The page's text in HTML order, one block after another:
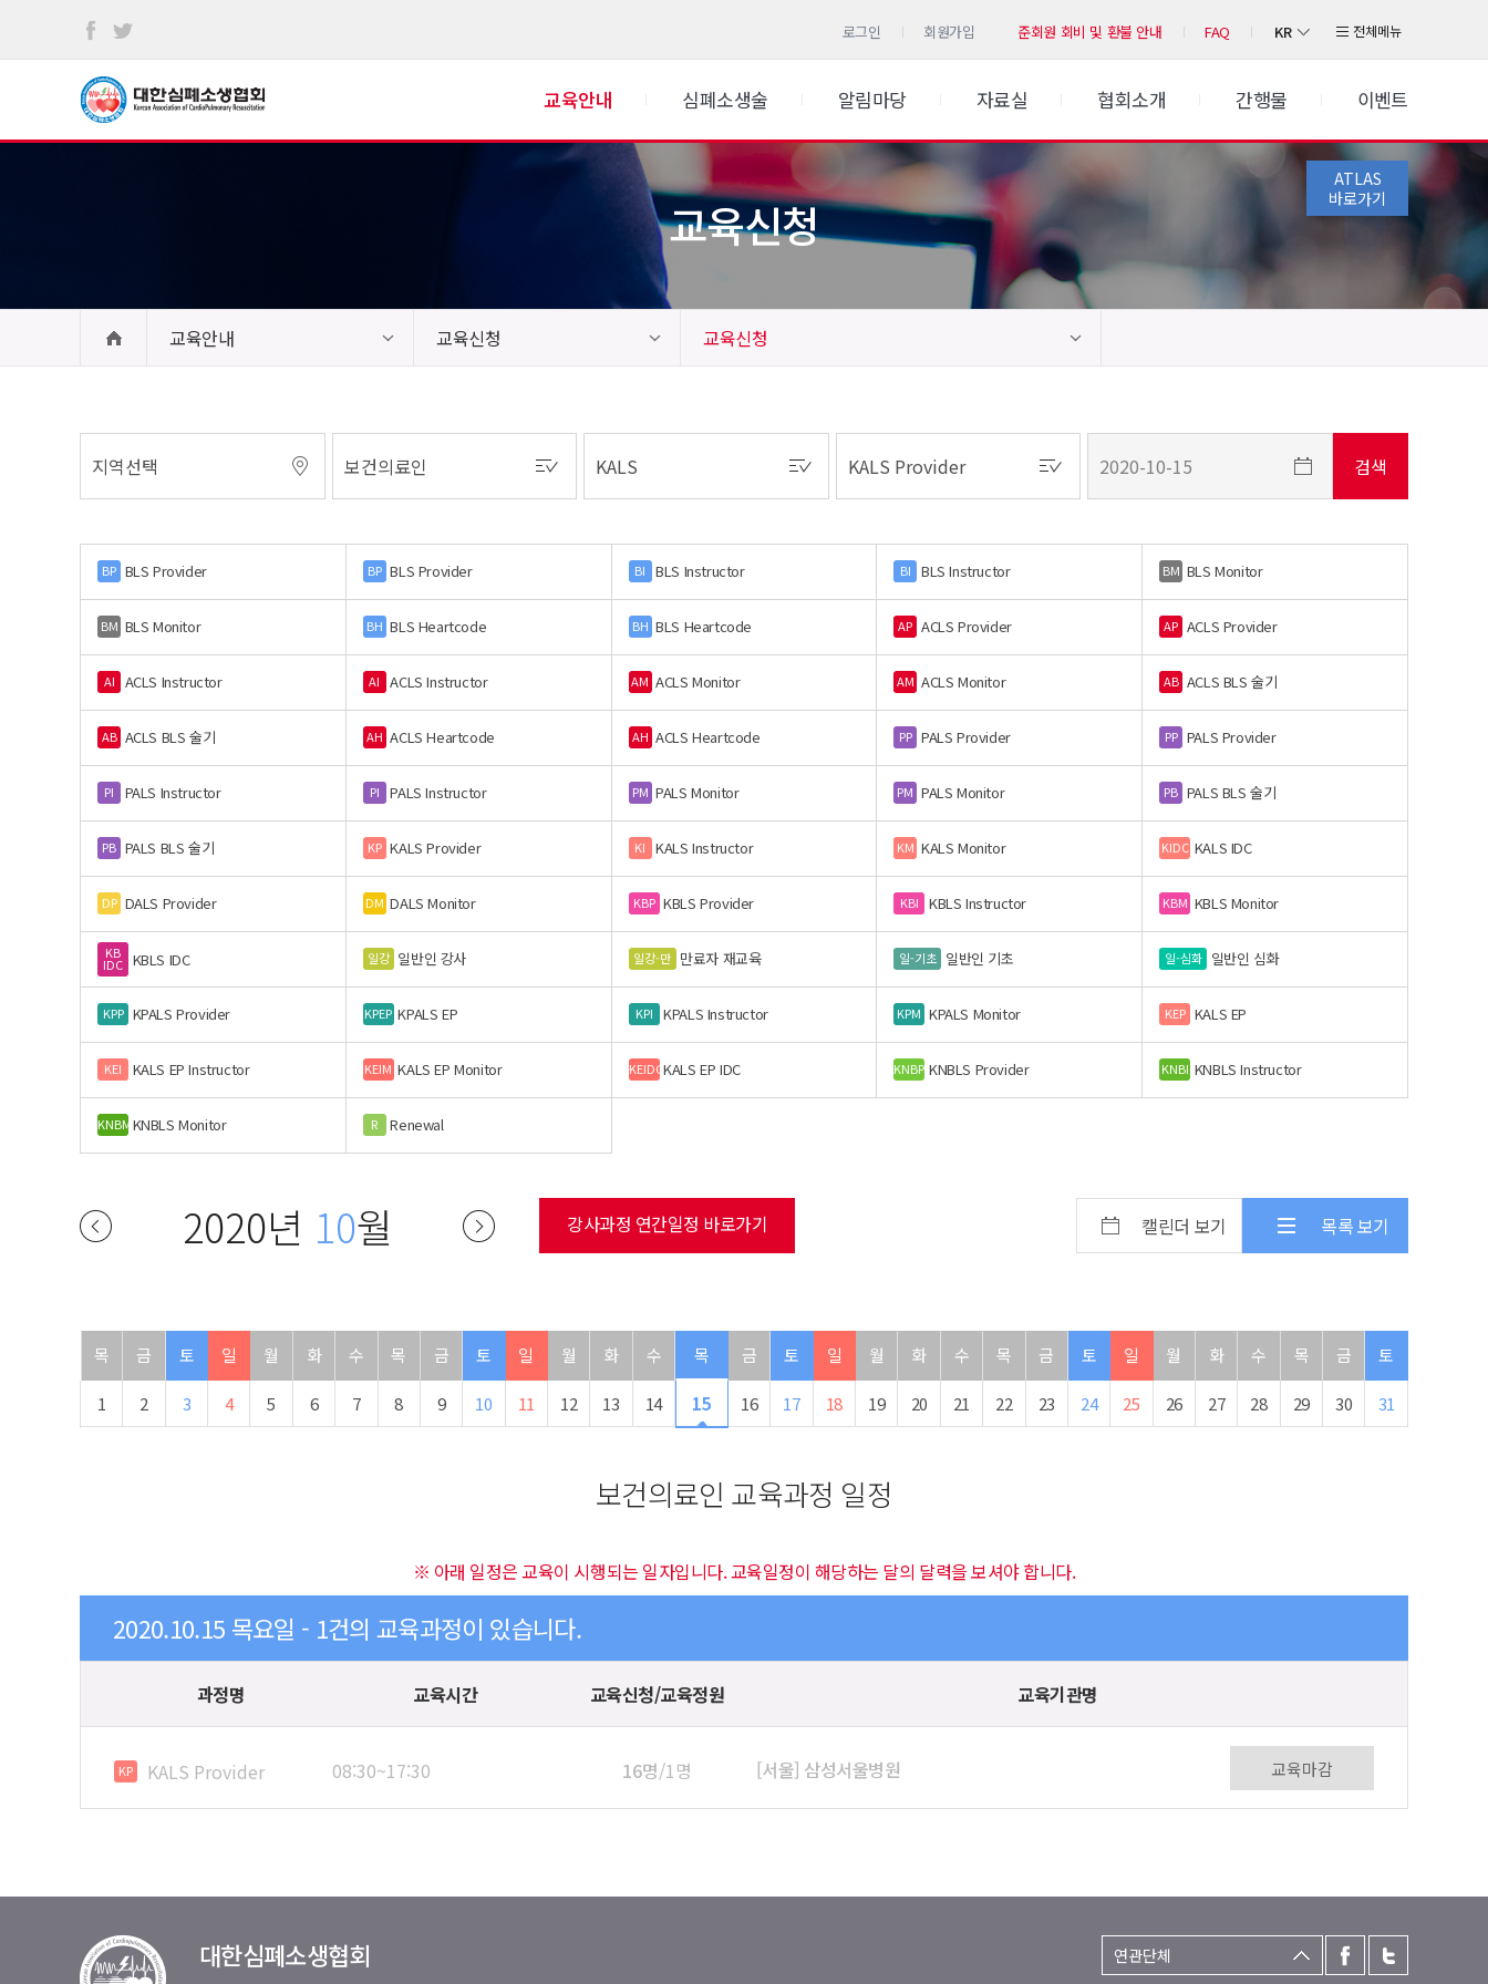
로그인 회원가입 준회원 회비 및 환불 안내 FAQ KR 전체메뉴
교육안내 심폐소생술 알림마당 자료실 협회소개 간행물 이벤트
ATLAS
바로가기
교육신청
교육안내 교육신청 교육신청
BP BLS Provider BP BLS Provider BI BLS Instructor BI BLS Instructor BM BLS Monitor
BM BLS Monitor BH BLS Heartcode BH BLS Heartcode AP ACLS Provider AP ACLS Provider
AI ACLS Instructor AI ACLS Instructor AM ACLS Monitor AM ACLS Monitor AB ACLS BLS 술기
AB ACLS BLS 술기 AH ACLS Heartcode AH ACLS Heartcode PP PALS Provider PP PALS Provider
PI PALS Instructor PI PALS Instructor PM PALS Monitor PM PALS Monitor PB PALS BLS 술기
PB PALS BLS 술기 KP KALS Provider KI KALS Instructor KM KALS Monitor KIDC KALS IDC
DP DALS Provider DM DALS Monitor KBP KBLS Provider KBI KBLS Instructor KBM KBLS Monitor
KB
IDC KBLS IDC 일강 일반인 강사 일강-만 만료자 재교육 일-기초 일반인 기초 일-심화 일반인 심화
KPP KPALS Provider KPEP KPALS EP KPI KPALS Instructor KPM KPALS Monitor KEP KALS EP
KEI KALS EP Instructor KEIM KALS EP Monitor KEIDCKALS EP IDC KNBP KNBLS Provider KNBI KNBLS Instructor
KNBM KNBLS Monitor R Renewal
2020년 10월 강사과정 연간일정 바로가기 캘린더 보기 목록 보기
목 금 토 일 월 화 수 목 금 토 일 월 화 수 목 금 토 일 월 화 수 목 금 토 일 월 화 수 목 금 토
1 2 3 4 5 6 7 8 9 10 11 12 13 14 15 16 17 18 19 20 21 22 23 24 25 26 27 28 29 30 31
보건의료인 교육과정 일정
※ 아래 일정은 교육이 시행되는 일자입니다. 교육일정이 해당하는 달의 달력을 보셔야 합니다.
2020.10.15 목요일 - 1건의 교육과정이 있습니다.
과정명 교육시간 교육신청/교육정원 교육기관명
KP KALS Provider 08:30~17:30 16명/1명 [서울] 삼성서울병원 교육마감
대한심폐소생협회